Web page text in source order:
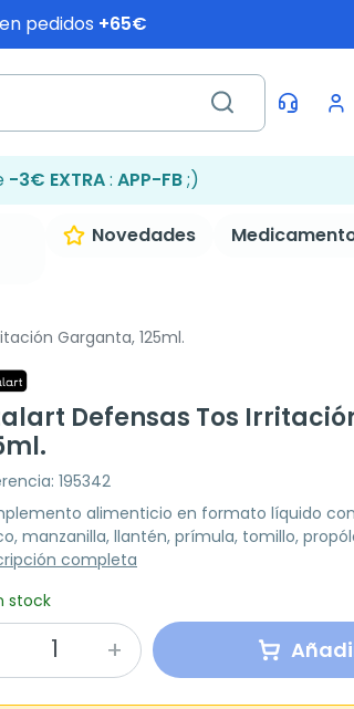
pedidos +65€
-3€ EXTRA: APP-FB;)
Novedades
Garganta, 125ml.
Defensas Tos
195342
alimenticio en formato líquido
manzanilla, llantén, prímula, tomillo,
completa
stock